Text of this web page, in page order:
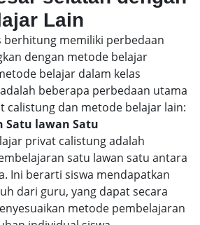
Lain
berhitung memiliki perbedaan
dengan metode belajar
belajar dalam kelas
beberapa perbedaan utama
calistung dan metode belajar lain:
Satu lawan Satu
privat calistung adalah
satu lawan satu antara
Ini berarti siswa mendapatkan
dari guru, yang dapat secara
metode pembelajaran